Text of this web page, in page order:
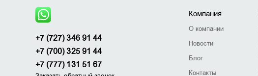
+7 (727) 346 91 44
+7 (700) 325 91 44
+7 (777) 131 51 67
Компания
О компании
Новости
Блог
Контакты